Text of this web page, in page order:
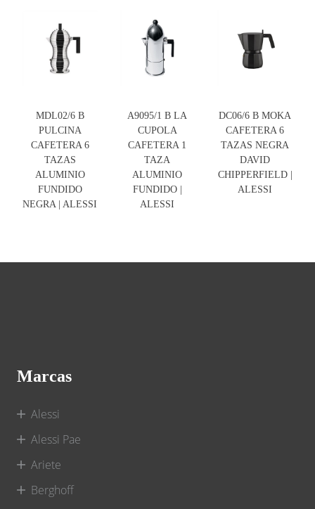
MDL02/6 B
PULCINA
CAFETERA 6
TAZAS
ALUMINIO
FUNDIDO
NEGRA | ALESSI
A9095/1 B LA
CUPOLA
CAFETERA 1
TAZA
ALUMINIO
FUNDIDO |
ALESSI
DC06/6 B MOKA
CAFETERA 6
TAZAS NEGRA
DAVID
CHIPPERFIELD |
ALESSI
Marcas
Alessi
Alessi Pae
Ariete
Berghoff